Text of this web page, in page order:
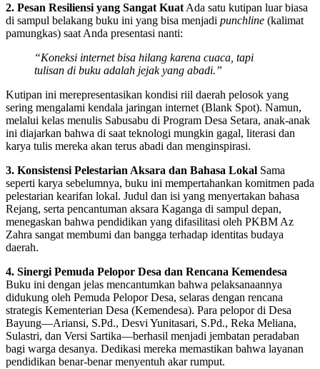
2. Pesan Resiliensi yang Sangat Kuat Ada satu kutipan luar biasa
di sampul belakang buku ini yang bisa menjadi punchline (kalimat
pamungkas) saat Anda presentasi nanti:
“Koneksi internet bisa hilang karena cuaca, tapi
tulisan di buku adalah jejak yang abadi.”
Kutipan ini merepresentasikan kondisi riil daerah pelosok yang
sering mengalami kendala jaringan internet (Blank Spot). Namun,
melalui kelas menulis Sabusabu di Program Desa Setara, anak-anak
ini diajarkan bahwa di saat teknologi mungkin gagal, literasi dan
karya tulis mereka akan terus abadi dan menginspirasi.
3. Konsistensi Pelestarian Aksara dan Bahasa Lokal Sama
seperti karya sebelumnya, buku ini mempertahankan komitmen pada
pelestarian kearifan lokal. Judul dan isi yang menyertakan bahasa
Rejang, serta pencantuman aksara Kaganga di sampul depan,
menegaskan bahwa pendidikan yang difasilitasi oleh PKBM Az
Zahra sangat membumi dan bangga terhadap identitas budaya
daerah.
4. Sinergi Pemuda Pelopor Desa dan Rencana Kemendesa
Buku ini dengan jelas mencantumkan bahwa pelaksanaannya
didukung oleh Pemuda Pelopor Desa, selaras dengan rencana
strategis Kementerian Desa (Kemendesa). Para pelopor di Desa
Bayung—Ariansi, S.Pd., Desvi Yunitasari, S.Pd., Reka Meliana,
Sulastri, dan Versi Sartika—berhasil menjadi jembatan peradaban
bagi warga desanya. Dedikasi mereka memastikan bahwa layanan
pendidikan benar-benar menyentuh akar rumput.